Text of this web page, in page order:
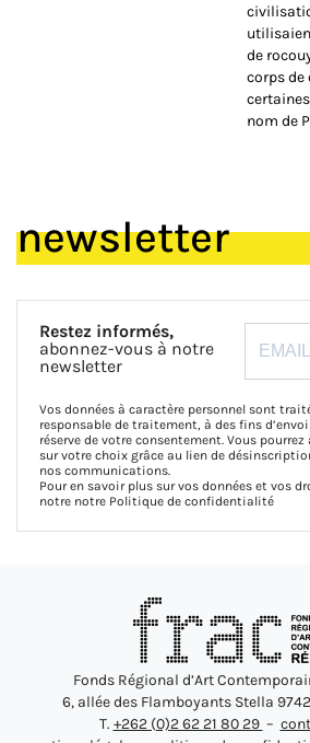
de
corps de
nom de
newsletter
Restez informés,
abonnez-vous à notre
newsletter
Vos données à caractère personnel sont
responsable de traitement, à des fins
réserve de votre consentement. Vous
sur votre choix grâce au lien de
nos communications.
Pour en savoir plus sur vos données et vos
notre notre Politique de confidentialité
Fonds Régional d’Art
6, allée des Flamboyants Stella
T. +262 (0)2 62 21 80 29 –